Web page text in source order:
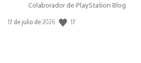
Colaborador de PlayStation Blog
Fecha
17 de julio de 2026 17